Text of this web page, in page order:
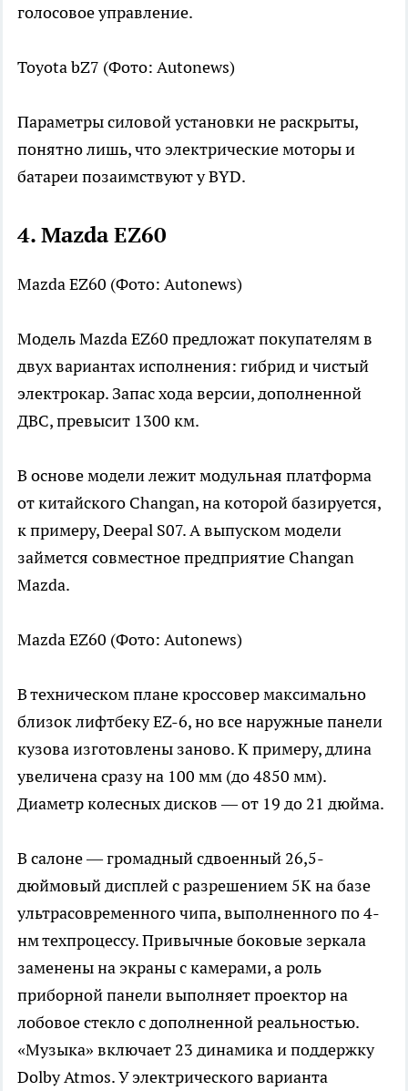
голосовое управление.
Toyota bZ7 (Фото: Autonews)
Параметры силовой установки не раскрыты,
понятно лишь, что электрические моторы и
батареи позаимствуют у BYD.
4. Mazda EZ60
Mazda EZ60 (Фото: Autonews)
Модель Mazda EZ60 предложат покупателям в
двух вариантах исполнения: гибрид и чистый
электрокар. Запас хода версии, дополненной
ДВС, превысит 1300 км.
В основе модели лежит модульная платформа
от китайского Changan, на которой базируется,
к примеру, Deepal S07. А выпуском модели
займется совместное предприятие Changan
Mazda.
Mazda EZ60 (Фото: Autonews)
В техническом плане кроссовер максимально
близок лифтбеку EZ-6, но все наружные панели
кузова изготовлены заново. К примеру, длина
увеличена сразу на 100 мм (до 4850 мм).
Диаметр колесных дисков — от 19 до 21 дюйма.
В салоне — громадный сдвоенный 26,5-
дюймовый дисплей с разрешением 5K на базе
ультрасовременного чипа, выполненного по 4-
нм техпроцессу. Привычные боковые зеркала
заменены на экраны с камерами, а роль
приборной панели выполняет проектор на
лобовое стекло с дополненной реальностью.
«Музыка» включает 23 динамика и поддержку
Dolby Atmos. У электрического варианта